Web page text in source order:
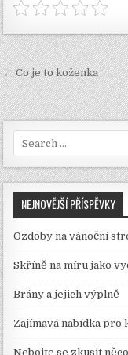
Navigace
pro
příspěvek
← Co je to koženka
Search
for:
NEJNOVĚJŠÍ PŘÍSPĚVKY
Ozdoby na vánoční
Skříně na míru jako
Brány a jejich výplně
Zajímavá nabídka pro
Nebojte se zkusit